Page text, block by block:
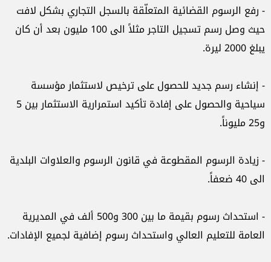
- رفع الرسوم القضائية المتعلّقة بالسجل التجاري بشكل لافت
حيث وصل رسم تسجيل التاجر مثلاً الى 100 مليون بعد أن كان
يبلغ 2000 ليرة.
- إنشاء رسم جديد للحصول على ترخيص لاستثمار مؤسسة
سياحية والحصول على إفادة تأكيد استمرارية الاستثمار بين 5
و25 مليوناً.
- زيادة الرسوم المقطوعة في قانون الرسوم والعلاوات البلدية
الى 40 ضعفاً.
- استحداث رسوم بقيمة ما بين 300 و500 ألف في المديرية
العامة للتعليم العالي واستحداث رسوم إضافية لجميع الإفادات.